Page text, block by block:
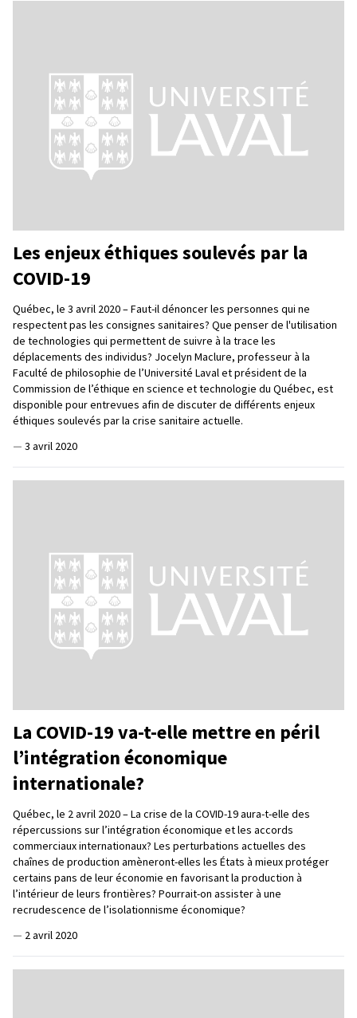
Les enjeux éthiques soulevés par la
COVID-19
Québec, le 3 avril 2020 – Faut-il dénoncer les personnes qui ne
respectent pas les consignes sanitaires? Que penser de l'utilisation
de technologies qui permettent de suivre à la trace les
déplacements des individus? Jocelyn Maclure, professeur à la
Faculté de philosophie de l’Université Laval et président de la
Commission de l’éthique en science et technologie du Québec, est
disponible pour entrevues afin de discuter de différents enjeux
éthiques soulevés par la crise sanitaire actuelle.
— 3 avril 2020
La COVID-19 va-t-elle mettre en péril
l’intégration économique
internationale?
Québec, le 2 avril 2020 – La crise de la COVID-19 aura-t-elle des
répercussions sur l’intégration économique et les accords
commerciaux internationaux? Les perturbations actuelles des
chaînes de production amèneront-elles les États à mieux protéger
certains pans de leur économie en favorisant la production à
l’intérieur de leurs frontières? Pourrait-on assister à une
recrudescence de l’isolationnisme économique?
— 2 avril 2020